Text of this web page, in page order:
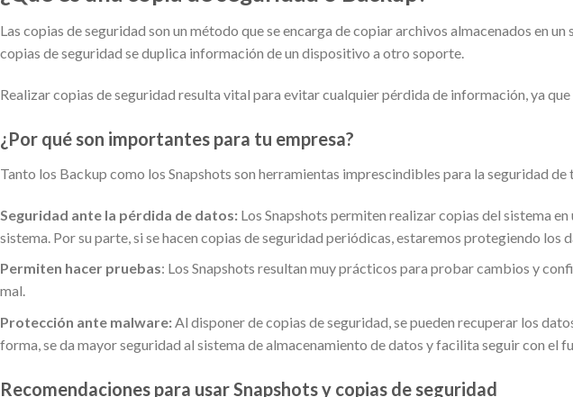
Las copias de seguridad son un método que se encarga de copiar archivos almacenados en
copias de seguridad se duplica información de un dispositivo a otro soporte.
Realizar copias de seguridad resulta vital para evitar cualquier pérdida de información, ya
¿Por qué son importantes para tu empresa?
Tanto los Backup como los Snapshots son herramientas imprescindibles para la seguridad
Seguridad ante la pérdida de datos: Los Snapshots permiten realizar copias del sistema
sistema. Por su parte, si se hacen copias de seguridad periódicas, estaremos protegiendo los
Permiten hacer pruebas: Los Snapshots resultan muy prácticos para probar cambios y
mal.
Protección ante malware:Al disponer de copias de seguridad, se pueden recuperar los
forma, se da mayor seguridad al sistema de almacenamiento de datos y facilita seguir con el
Recomendaciones para usar Snapshots y copias de seguridad